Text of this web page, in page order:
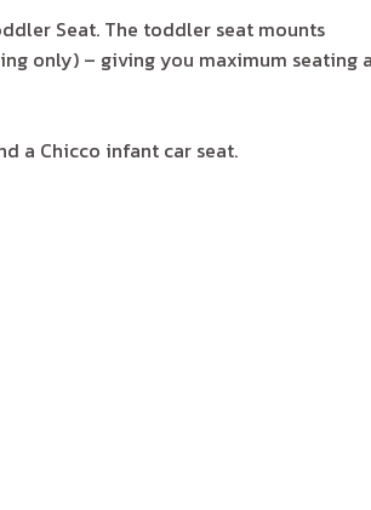
Seat. The toddler seat mounts
only) – giving you maximum seating
a Chicco infant car seat.